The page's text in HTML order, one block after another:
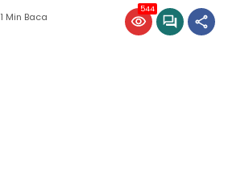
1 Min Baca
544